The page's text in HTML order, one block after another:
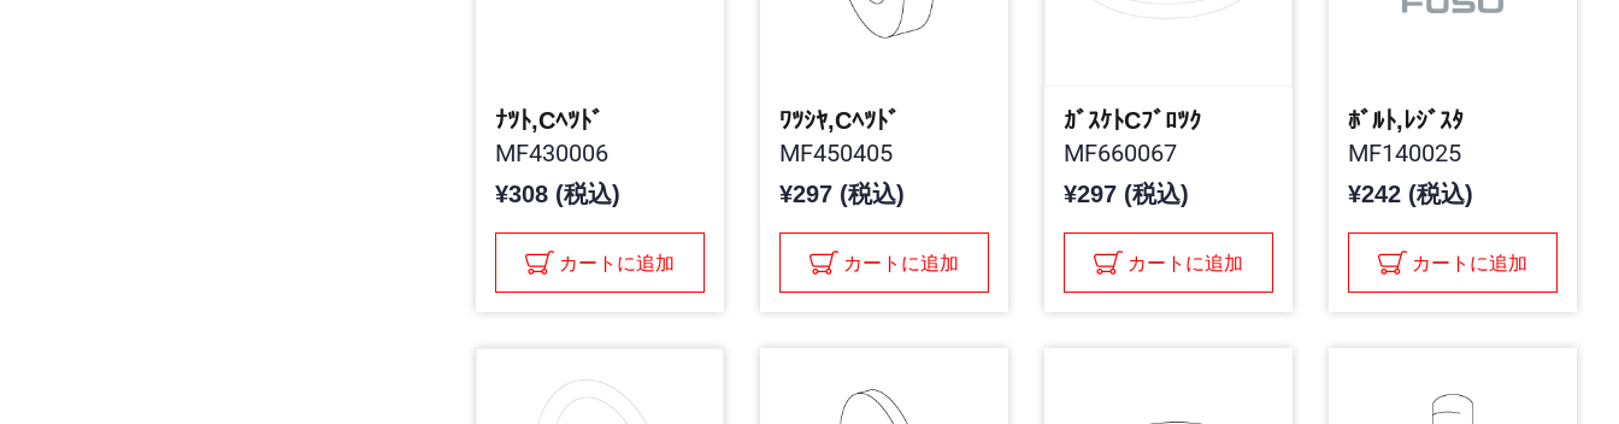
ﾅﾂﾄ,Cﾍﾂﾄﾞ
MF430006
¥308 (税込)
カートに追加
ﾜﾂｼﾔ,Cﾍﾂﾄﾞ
MF450405
¥297 (税込)
カートに追加
ｶﾞｽｹﾄCﾌﾞﾛﾂｸ
MF660067
¥297 (税込)
カートに追加
ﾎﾞﾙﾄ,ﾚｼﾞｽﾀ
MF140025
¥242 (税込)
カートに追加